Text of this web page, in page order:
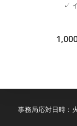
✓
事務局応対日時：